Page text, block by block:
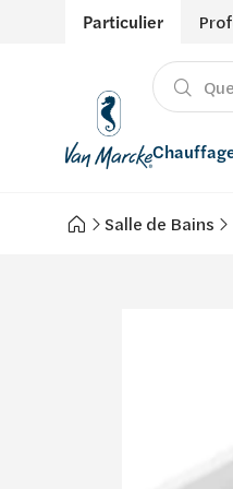
Particulier
Chauffage
Produits
Énergies
Adoucisseurs
Salle de Bains